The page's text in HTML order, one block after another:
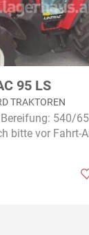
95 LS
TRAKTOREN
Bereifung: 540/
bitte vor Fahrt-